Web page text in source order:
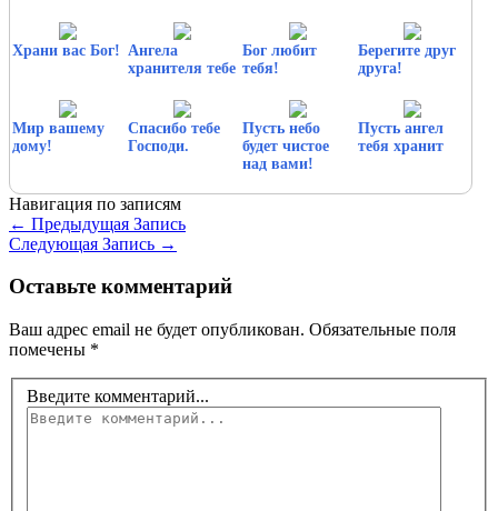
Храни вас Бог! Ангела
хранителя тебе
Бог любит
тебя!
Берегите друг
друга!
Мир вашему
дому!
Спасибо тебе
Господи.
Пусть небо
будет чистое
над вами!
Пусть ангел
тебя хранит
Навигация по записям
← Предыдущая Запись
Следующая Запись →
Оставьте комментарий
Ваш адрес email не будет опубликован. Обязательные поля
помечены *
Введите комментарий...